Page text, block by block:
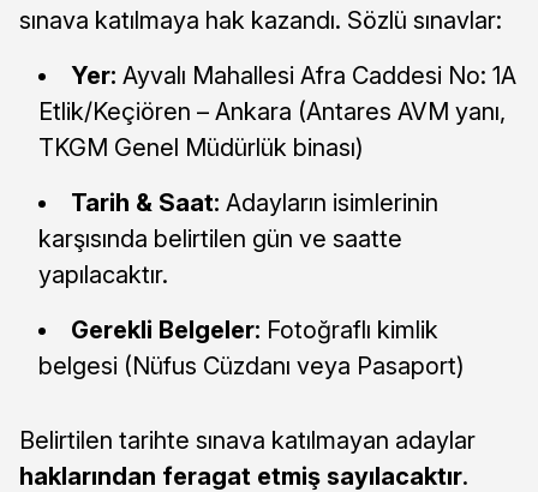
sınava katılmaya hak kazandı. Sözlü sınavlar:
Yer: Ayvalı Mahallesi Afra Caddesi No: 1A
Etlik/Keçiören – Ankara (Antares AVM yanı,
TKGM Genel Müdürlük binası)
Tarih & Saat: Adayların isimlerinin
karşısında belirtilen gün ve saatte
yapılacaktır.
Gerekli Belgeler: Fotoğraflı kimlik
belgesi (Nüfus Cüzdanı veya Pasaport)
Belirtilen tarihte sınava katılmayan adaylar
haklarından feragat etmiş sayılacaktır.